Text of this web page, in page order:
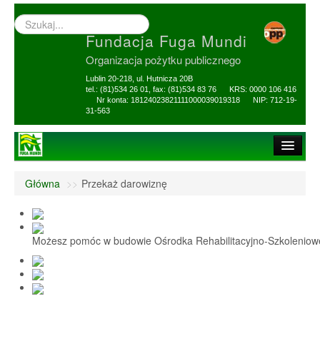
Wyszukiwarka
–
Fundacja Fuga Mundi
Organizacja pożytku publicznego
Lublin 20-218, ul. Hutnicza 20B
tel.: (81)534 26 01, fax: (81)534 83 76 KRS: 0000 106 416
Nr konta: 18124023821111000039019318 NIP: 712-19-
31-563
1,5% i darowizny
Nasi Beneficjenci
Ośrodek Reh-Szkol
Sprawozdania
Główna >> Przekaż darowiznę
Możesz pomóc w budowie Ośrodka Rehabilitacyjno-